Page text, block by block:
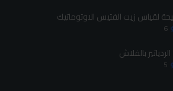
لقياس زيت الفتيس الاوتوماتيك
6
بالفلاش
5